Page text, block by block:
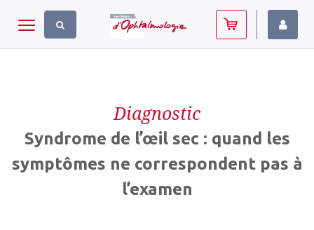
Toggle navigation
Diagnostic
Syndrome de l’œil sec : quand les
symptômes ne correspondent pas à
l’examen
Panneau de gestion des cookies